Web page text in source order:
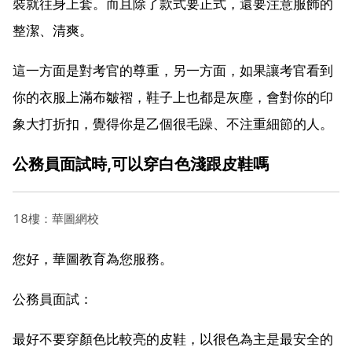
裝就往身上套。而且除了款式要正式，還要注意服飾的
整潔、清爽。
這一方面是對考官的尊重，另一方面，如果讓考官看到
你的衣服上滿布皺褶，鞋子上也都是灰塵，會對你的印
象大打折扣，覺得你是乙個很毛躁、不注重細節的人。
公務員面試時,可以穿白色淺跟皮鞋嗎
18樓：華圖網校
您好，華圖教育為您服務。
公務員面試：
最好不要穿顏色比較亮的皮鞋，以很色為主是最安全的